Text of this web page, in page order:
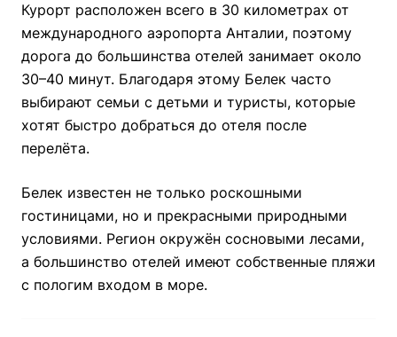
Курорт расположен всего в 30 километрах от
международного аэропорта Анталии, поэтому
дорога до большинства отелей занимает около
30–40 минут. Благодаря этому Белек часто
выбирают семьи с детьми и туристы, которые
хотят быстро добраться до отеля после
перелёта.
Белек известен не только роскошными
гостиницами, но и прекрасными природными
условиями. Регион окружён сосновыми лесами,
а большинство отелей имеют собственные пляжи
с пологим входом в море.